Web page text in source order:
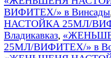
ВИФИТЕХ/» в Винсады
НАСТОЙКА 25МЛ/
Владикавказ,
25МЛ/ВИФИТЕХ/» в